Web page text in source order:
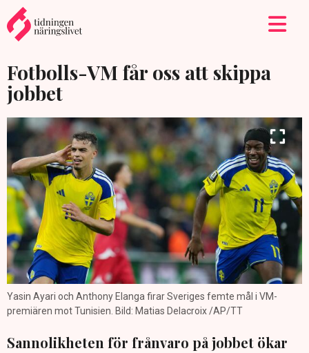
Fotbolls-VM får oss att skippa
jobbet
Yasin Ayari och Anthony Elanga firar Sveriges femte mål i VM-
premiären mot Tunisien. Bild: Matias Delacroix /AP/TT
Sannolikheten för frånvaro på jobbet ökar